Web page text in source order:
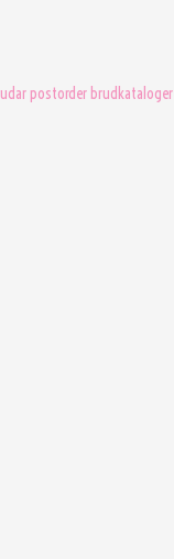
postorder brudkataloger